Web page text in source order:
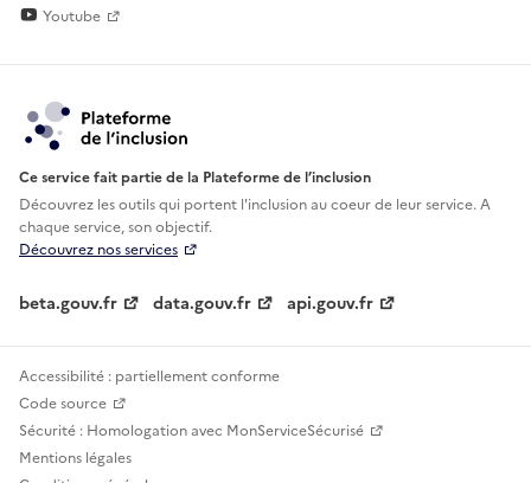
Youtube
Ce service fait partie de la Plateforme de l’inclusion
Découvrez les outils qui portent l'inclusion aucoeur de leur service. A
chaque service, son objectif.
Découvrez nos services
beta.gouv.fr data.gouv.fr api.gouv.fr
Accessibilité : partiellement conforme
Code source
Sécurité : Homologation avec MonServiceSécurisé
Mentions légales